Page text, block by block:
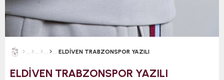
ELDİVEN TRABZONSPOR YAZILI
ELDİVEN TRABZONSPOR YAZILI